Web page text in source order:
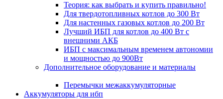
Теория: как выбрать и купить правильно!
Для твердотопливных котлов до 300 Вт
Для настенных газовых котлов до 200 Вт
Лучший ИБП для котлов до 400 Вт с
внешними АКБ
ИБП с максимальным временем автономии
и мощностью до 900Вт
Дополнительное оборудование и материалы
Перемычки межаккумуляторные
Аккумуляторы для ибп